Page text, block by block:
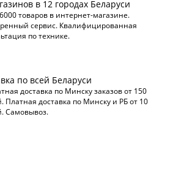
в 12 городах Беларуси
товаров в интернет-магазине.
сервис. Квалифицированная
по технике.
по всей Беларуси
доставка по Минску заказов от 150
Платная доставка по Минску и РБ от 10
Самовывоз.